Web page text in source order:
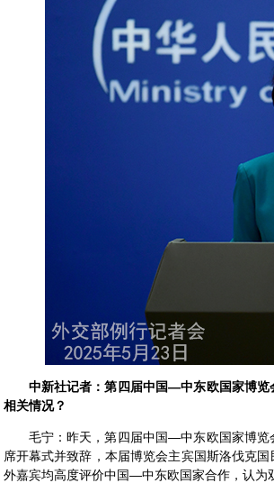
中新社记者：第四届中国—中东欧国家博
相关情况？
毛宁：昨天，第四届中国—中东欧国家博览
席开幕式并致辞，本届博览会主宾国斯洛伐克
外嘉宾均高度评价中国—中东欧国家合作，认为